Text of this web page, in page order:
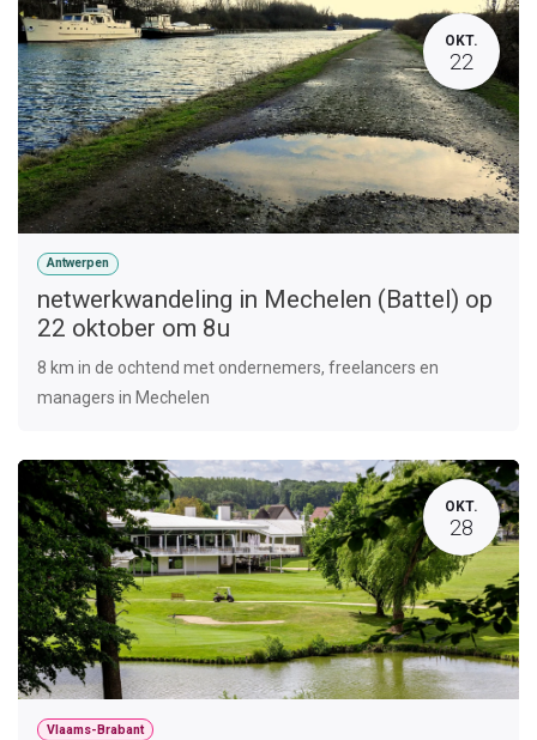
OKT.
22
Antwerpen
netwerkwandeling in Mechelen (Battel) op
22 oktober om 8u
8 km in de ochtend met ondernemers, freelancers en
managers in Mechelen
OKT.
28
Vlaams-Brabant